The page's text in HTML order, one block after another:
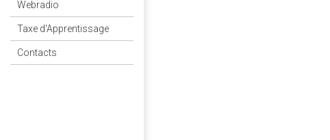
Webradio
Taxe d'Apprentissage
Contacts